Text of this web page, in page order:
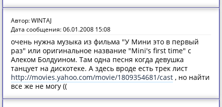
Автор: WINTAJ
Дата сообщения: 06.01.2008 15:08
очень нужна музыка из фильма "У Мини это в первый
раз" или оригинальное название "Mini's first time" с
Алеком Болдуином. Там одна песня когда девушка
танцует на дискотеке. А здесь вроде есть трек лист
http://movies.yahoo.com/movie/1809354681/cast , но найти
все же не могу ((